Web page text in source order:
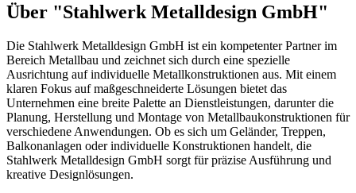
Über "Stahlwerk Metalldesign GmbH"
Die Stahlwerk Metalldesign GmbH ist ein kompetenter Partner im
Bereich Metallbau und zeichnet sich durch eine spezielle
Ausrichtung auf individuelle Metallkonstruktionen aus. Mit einem
klaren Fokus auf maßgeschneiderte Lösungen bietet das
Unternehmen eine breite Palette an Dienstleistungen, darunter die
Planung, Herstellung und Montage von Metallbaukonstruktionen für
verschiedene Anwendungen. Ob es sich um Geländer, Treppen,
Balkonanlagen oder individuelle Konstruktionen handelt, die
Stahlwerk Metalldesign GmbH sorgt für präzise Ausführung und
kreative Designlösungen.